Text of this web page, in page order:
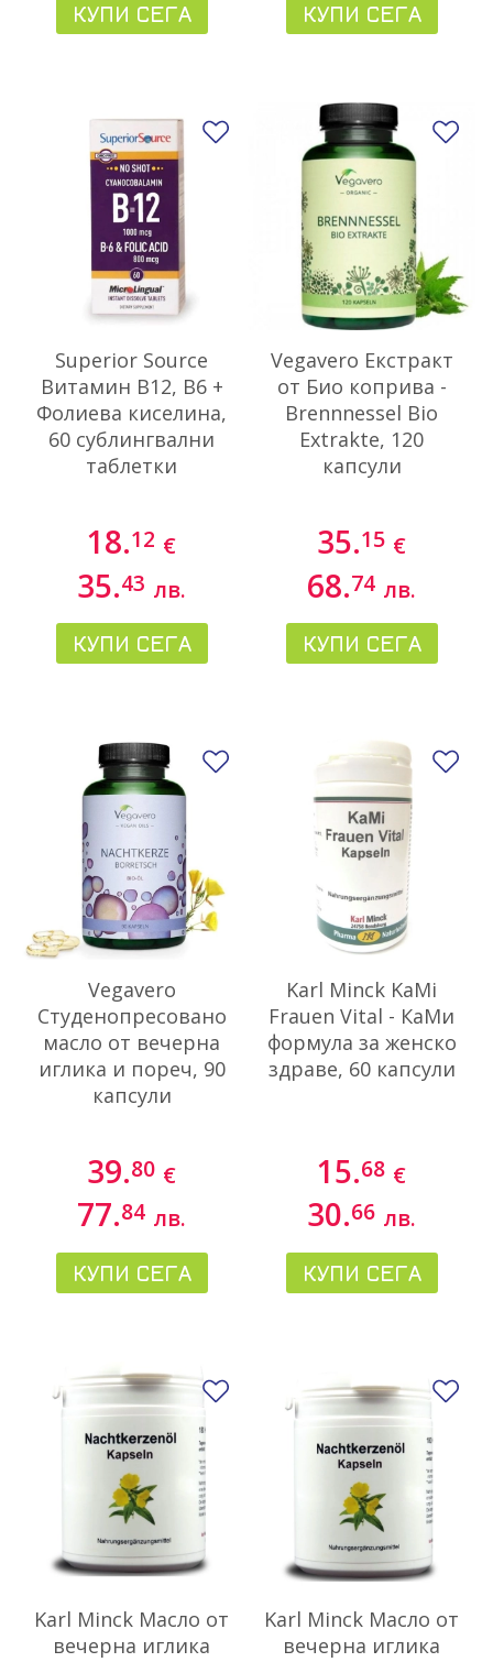
КУПИ СЕГА КУПИ СЕГА
Superior Source
Витамин В12, В6 +
Фолиева киселина,
60 сублингвални
таблетки
18.12 €
35.43 лв.
КУПИ СЕГА
Добави в любими
Vegavero Екстракт
от Био коприва -
Brennnessel Bio
Extrakte, 120
капсули
35.15 €
68.74 лв.
КУПИ СЕГА
Vegavero
Студенопресовано
масло от вечерна
иглика и пореч, 90
капсули
39.80 €
77.84 лв.
КУПИ СЕГА
Добави в любими
Karl Minck KaMi
Frauen Vital - КаМи
формула за женско
здраве, 60 капсули
15.68 €
30.66 лв.
КУПИ СЕГА
Karl Minck Масло от
вечерна иглика
Добави в любими
Karl Minck Масло от
вечерна иглика